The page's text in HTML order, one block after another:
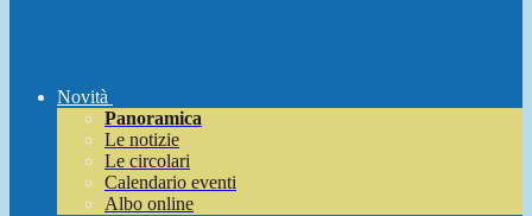
Novità
Panoramica
Le notizie
Le circolari
Calendario eventi
Albo online